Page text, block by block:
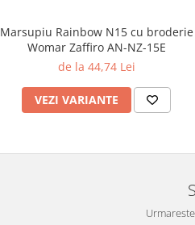
Marsupiu Rainbow N15 cu broderie
Womar Zaffiro AN-NZ-15E
de la 44,74 Lei
VEZI VARIANTE